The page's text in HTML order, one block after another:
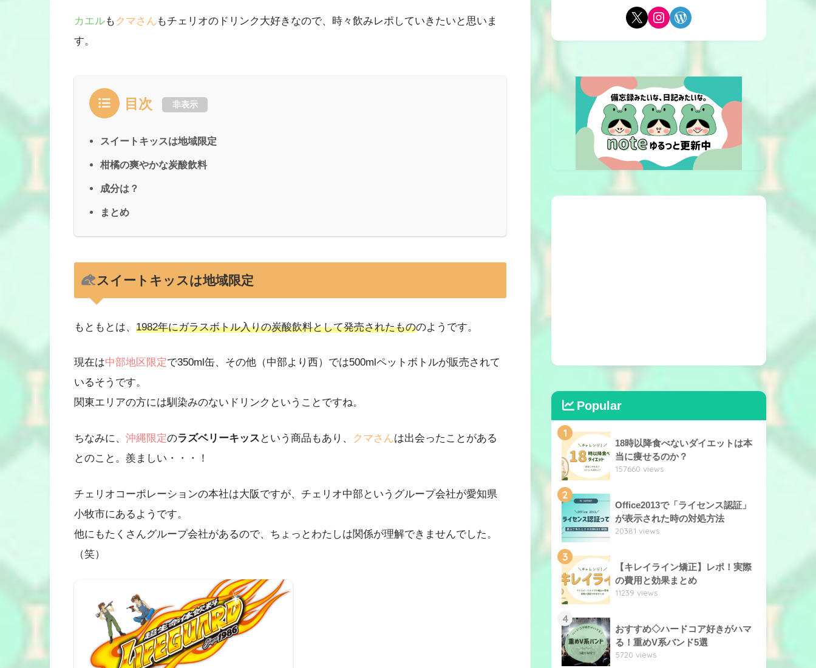
カエルも クマさん もチェリオのドリンク大好きなので、時々飲みレポしていきたいと思いま
す。
目次 非表示
スイートキッスは地域限定
柑橘の爽やかな炭酸飲料
成分は？
まとめ
スイートキッスは地域限定
もともとは、 1982年にガラスボトル入りの炭酸飲料として発売されたもののようです。
現在は中部地区限定で350ml缶、その他（中部より西）では500mlペットボトルが販売されて
いるそうです。
関東エリアの方には馴染みのないドリンクということですね。
ちなみに、 沖縄限定のラズベリーキッス という商品もあり、 クマさんは出会ったことがある
とのこと。羨ましい・・・！
チェリオコーポレーションの本社は大阪ですが、チェリオ中部というグループ会社が愛知県
小牧市にあるようです。
他にもたくさんグループ会社があるので、ちょっとわたしは関係が理解できませんでした。
（笑）
Popular
1
18時以降食べないダイエットは本
当に痩せるのか？
157660 views
2
Office2013で「ライセンス認証」
が表示された時の対処方法
20381 views
3
【キレイライン矯正】レポ！実際
の費用と効果まとめ
11239 views
4
おすすめ◇ハードコア好きがハマ
る！重めV系バンド5選
5720 views